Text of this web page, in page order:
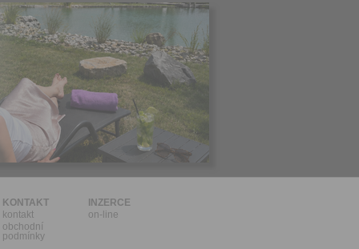
KONTAKT
kontakt
obchodní
podmínky
INZERCE
on-line
sdělení
v Praze.
let, nebo
pro tento
starší 16
s